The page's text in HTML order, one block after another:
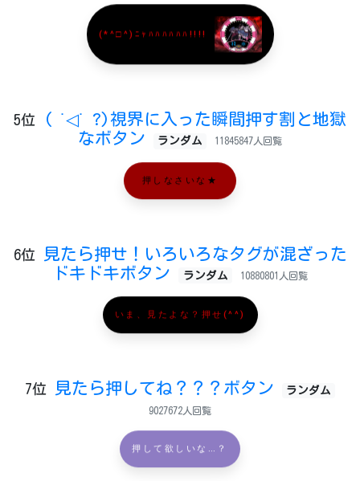
(*^□^)ﾆｬﾊﾊﾊﾊﾊﾊ!!!!
5位
( ˙◁˙ ?)視界に入った瞬間押す割と地獄
なボタン
ランダム 11845847人回覧
押しなさいな★
6位
見たら押せ！いろいろなタグが混ざった
ドキドキボタン
ランダム 10880801人回覧
いま、見たよな？押せ(^^)
7位 見たら押してね？？？ボタン ランダム
9027672人回覧
押して欲しいな…？